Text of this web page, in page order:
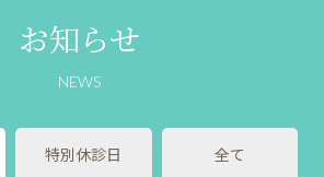
お知らせ
NEWS
特別休診日 全て